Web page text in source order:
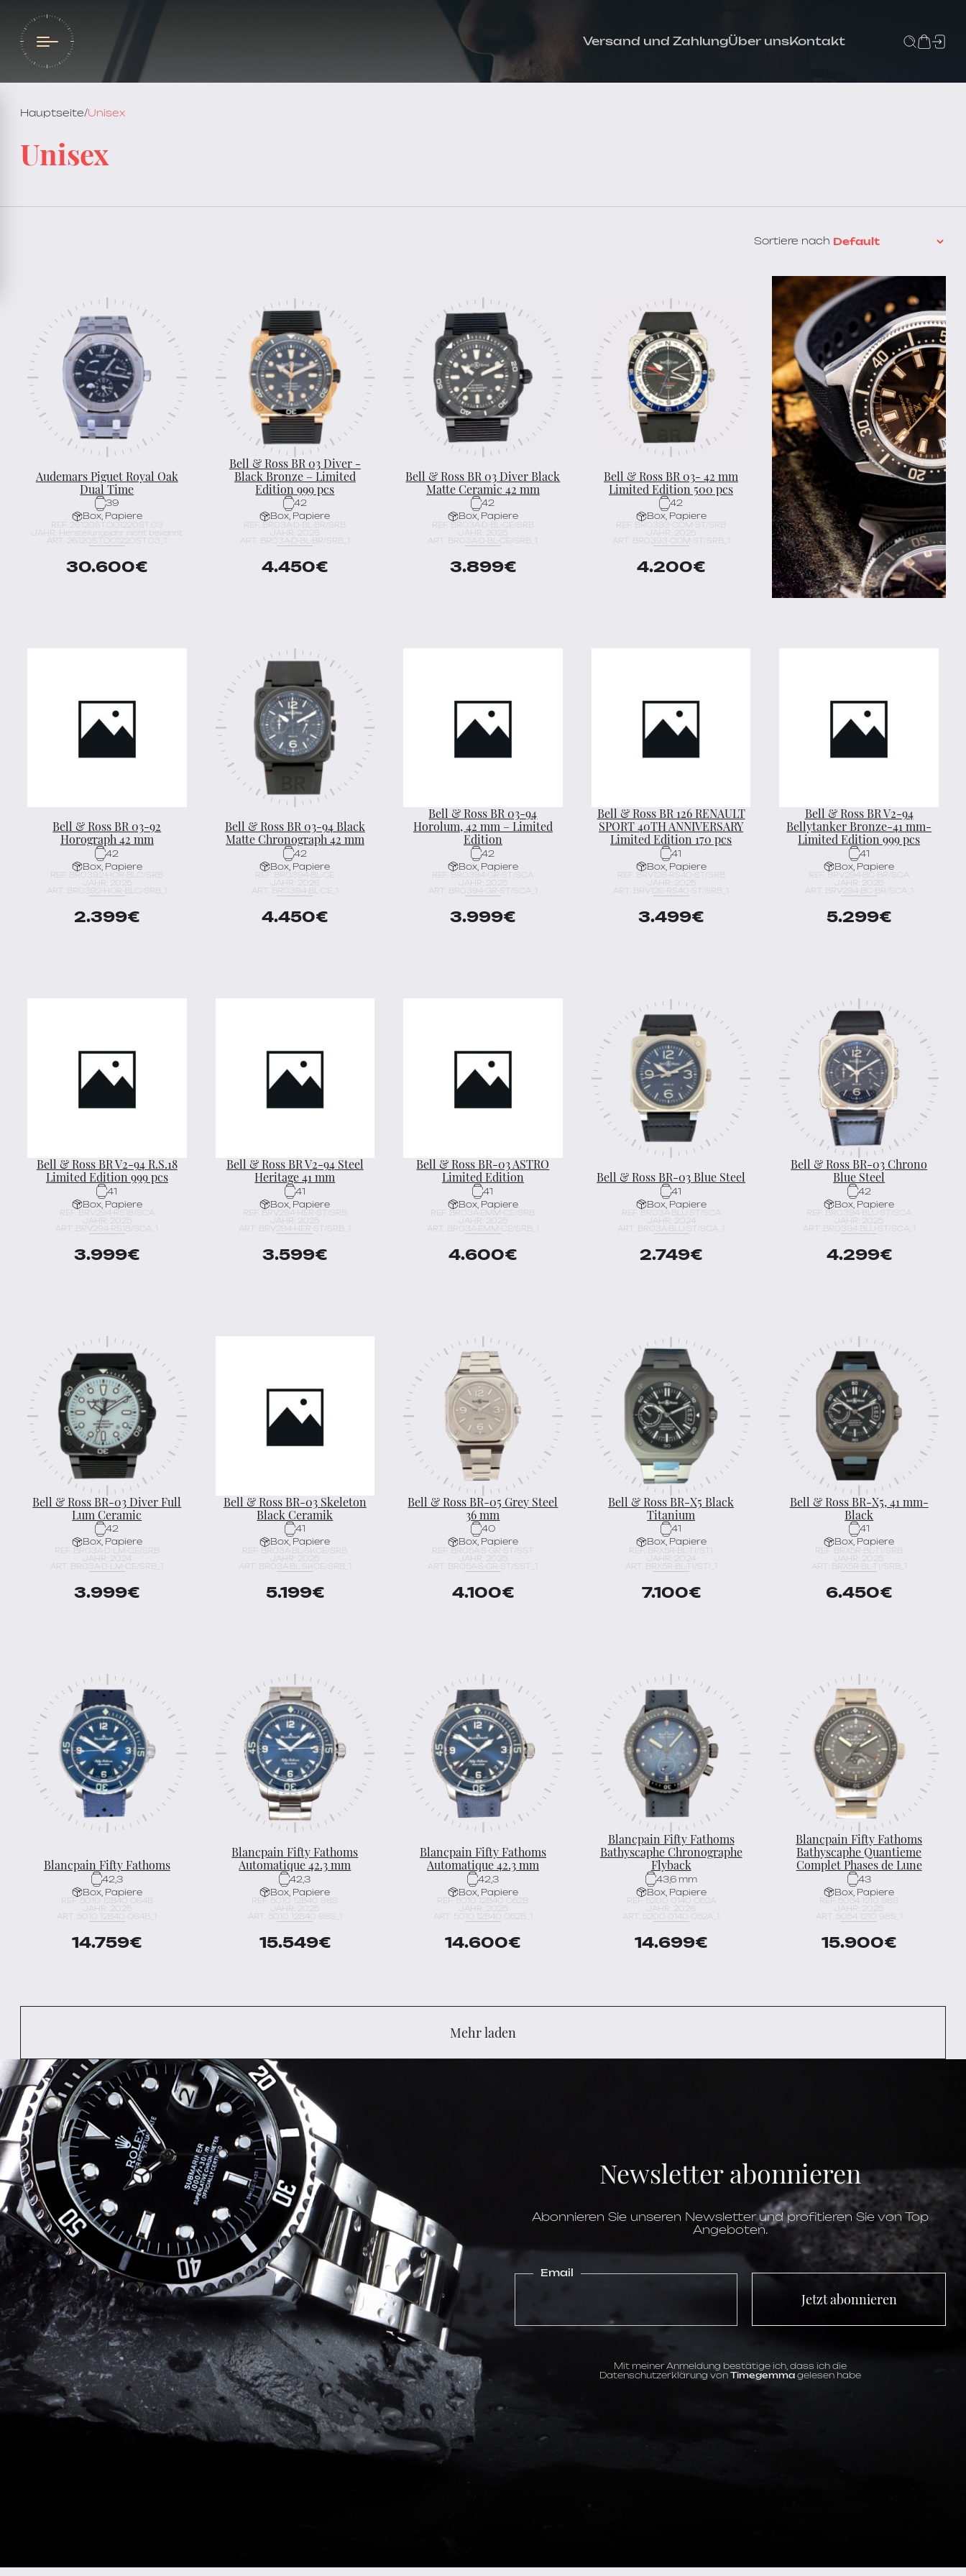
Versand und ZahlungÜber unsKontakt
Hauptseite/Unisex
Unisex
Sortiere nach
Audemars Piguet Royal Oak
Dual Time
39
Box, Papiere
REF. 26120ST.OO.1220ST.03
JAHR: Herstellungsjahr nicht bekannt
ART. 26120ST.OO.1220ST.03_1
30.600€
Bell & Ross BR 03 Diver -
Black Bronze – Limited
Edition 999 pcs
42
Box, Papiere
REF. BR03A-D-BL-BR/SRB
JAHR: 2026
ART. BR03A-D-BL-BR/SRB_1
4.450€
Bell & Ross BR 03 Diver Black
Matte Ceramic 42 mm
42
Box, Papiere
REF. BR03A-D-BL-CE/SRB
JAHR: 2025
ART. BR03A-D-BL-CE/SRB_1
3.899€
Bell & Ross BR 03- 42 mm
Limited Edition 500 pcs
42
Box, Papiere
REF. BR0393-COM-ST/SRB
JAHR: 2025
ART. BR0393-COM-ST/SRB_1
4.200€
Bell & Ross BR 03-92
Horograph 42 mm
42
Box, Papiere
REF. BR0392-HOR-BLC/SRB
JAHR: 2025
ART. BR0392-HOR-BLC/SRB_1
2.399€
Bell & Ross BR 03-94 Black
Matte Chronograph 42 mm
42
Box, Papiere
REF. BR0394-BL-CE
JAHR: 2026
ART. BR0394-BL-CE_1
4.450€
Bell & Ross BR 03-94
Horolum, 42 mm – Limited
Edition
42
Box, Papiere
REF. BR0394-GR-ST/SCA
JAHR: 2025
ART. BR0394-GR-ST/SCA_1
3.999€
Bell & Ross BR 126 RENAULT
SPORT 40TH ANNIVERSARY
Limited Edition 170 pcs
41
Box, Papiere
REF. BRV126-RS40-ST/SRB
JAHR: 2025
ART. BRV126-RS40-ST/SRB_1
3.499€
Bell & Ross BR V2-94
Bellytanker Bronze-41 mm-
Limited Edition 999 pcs
41
Box, Papiere
REF. BRV294-BC-BR/SCA
JAHR: 2025
ART. BRV294-BC-BR/SCA_1
5.299€
Bell & Ross BR V2-94 R.S.18
Limited Edition 999 pcs
41
Box, Papiere
REF. BRV294-RS18/SCA
JAHR: 2025
ART. BRV294-RS18/SCA_1
3.999€
Bell & Ross BR V2-94 Steel
Heritage 41 mm
41
Box, Papiere
REF. BRV294-HER-ST/SRB
JAHR: 2025
ART. BRV294-HER-ST/SRB_1
3.599€
Bell & Ross BR-03 ASTRO
Limited Edition
41
Box, Papiere
REF. BR03A-EMM-CE/SRB
JAHR: 2025
ART. BR03A-EMM-CE/SRB_1
4.600€
Bell & Ross BR-03 Blue Steel
41
Box, Papiere
REF. BR03A-BLU-ST/SCA
JAHR: 2024
ART. BR03A-BLU-ST/SCA_1
2.749€
Bell & Ross BR-03 Chrono
Blue Steel
42
Box, Papiere
REF. BR0394-BLU-ST/SCA
JAHR: 2025
ART. BR0394-BLU-ST/SCA_1
4.299€
Bell & Ross BR-03 Diver Full
Lum Ceramic
42
Box, Papiere
REF. BR03A-D-LM-CE/SRB
JAHR: 2024
ART. BR03A-D-LM-CE/SRB_1
3.999€
Bell & Ross BR-03 Skeleton
Black Ceramik
41
Box, Papiere
REF. BR03A-BL-SKCE/SRB
JAHR: 2025
ART. BR03A-BL-SKCE/SRB_1
5.199€
Bell & Ross BR-05 Grey Steel
36 mm
40
Box, Papiere
REF. BR05A-S-GR-ST/SST
JAHR: 2025
ART. BR05A-S-GR-ST/SST_1
4.100€
Bell & Ross BR-X5 Black
Titanium
41
Box, Papiere
REF. BRX5R-BL-TI/STI
JAHR: 2024
ART. BRX5R-BL-TI/STI_1
7.100€
Bell & Ross BR-X5, 41 mm-
Black
41
Box, Papiere
REF. BRX5R-BL-TI/SRB
JAHR: 2025
ART. BRX5R-BL-TI/SRB_1
6.450€
Blancpain Fifty Fathoms
42,3
Box, Papiere
REF. 5010 12B40 O64B
JAHR: 2025
ART. 5010 12B40 O64B_1
14.759€
Blancpain Fifty Fathoms
Automatique 42.3 mm
42,3
Box, Papiere
REF. 5010 12B40 98S
JAHR: 2025
ART. 5010 12B40 98S_1
15.549€
Blancpain Fifty Fathoms
Automatique 42.3 mm
42,3
Box, Papiere
REF. 5010 12B40 O52B
JAHR: 2025
ART. 5010 12B40 O52B_1
14.600€
Blancpain Fifty Fathoms
Bathyscaphe Chronographe
Flyback
43,6 mm
Box, Papiere
REF. 5200 0140 O52A
JAHR: 2026
ART. 5200 0140 O52A_1
14.699€
Blancpain Fifty Fathoms
Bathyscaphe Quantieme
Complet Phases de Lune
43
Box, Papiere
REF. 5054 1210 98S
JAHR: 2025
ART. 5054 1210 98S_1
15.900€
Mehr laden
Newsletter abonnieren
Abonnieren Sie unseren Newsletter und profitieren Sie von Top
Angeboten.
Email
Jetzt abonnieren
Mit meiner Anmeldung bestätige ich, dass ich die
Datenschutzerklärung von Timegemma gelesen habe